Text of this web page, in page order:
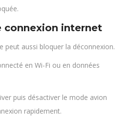
connexion internet
peut aussi bloquer la déconnexion.
en Wi-Fi ou en données
puis désactiver le mode avion
rapidement.